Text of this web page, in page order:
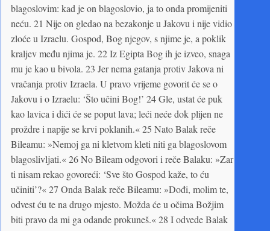
blagoslovim: kad je on blagoslovio, ja to onda pro­mijeniti
neću. 21 Nije on gledao na bezakonje u Jakovu i nije vidio
zloće u Izraelu. Gospod, Bog njegov, s njime je, a poklik
kraljev među njima je. 22 Iz Egipta Bog ih je izveo, snaga
mu je kao u bivola. 23 Jer nema gatanja protiv Jakova ni
vračanja protiv Izraela. U pravo vrijeme govorit će se o
Jakovu i o Izraelu: ‘Što učini Bog!’ 24 Gle, ustat će puk
kao lavica i dići će se poput lava; leći neće dok plijen ne
proždre i napije se krvi poklanih.« 25 Nato Balak reče
Bileamu: »Nemoj ga ni kletvom kleti niti ga blagoslovom
blagoslivljati.« 26 No Bileam odgovori i reče Balaku: »Zar
ti nisam rekao govoreći: ‘Sve što Gospod kaže, to ću
učiniti’?« 27 Onda Balak reče Bileamu: »Dođi, molim te,
odvest ću te na drugo mjesto. Možda će u očima Božjim
biti pravo da mi ga odande prokuneš.« 28 I odvede Balak